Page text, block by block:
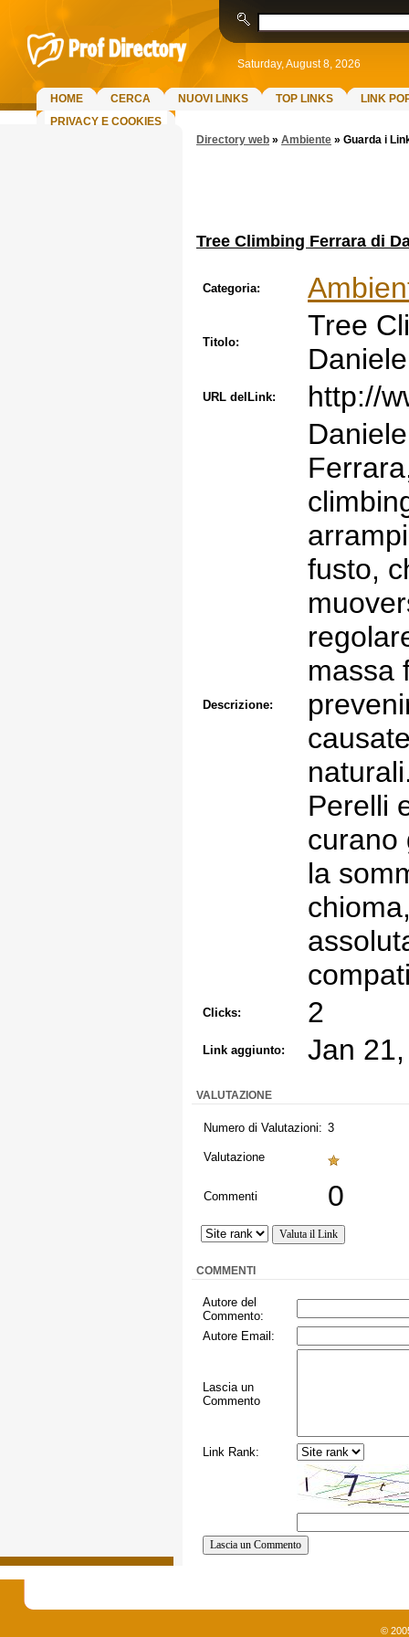
Saturday, August 8, 2026
HOME CERCA NUOVI LINKS TOP LINKS
LINK
PRIVACY E COOKIES
Directory web » Ambiente » Guarda i
Tree Climbing Ferrara di
Categoria:
Titolo:
Tree
URL delLink: http://
Descrizione:
fusto,
massa
Perelli
curano
la
Clicks: 2
Link aggiunto: Jan
VALUTAZIONE
Numero di Valutazioni: 3
Valutazione
Commenti 0
COMMENTI
Autore del
Commento:
Autore Email:
Lascia un
Commento
Link Rank:
©